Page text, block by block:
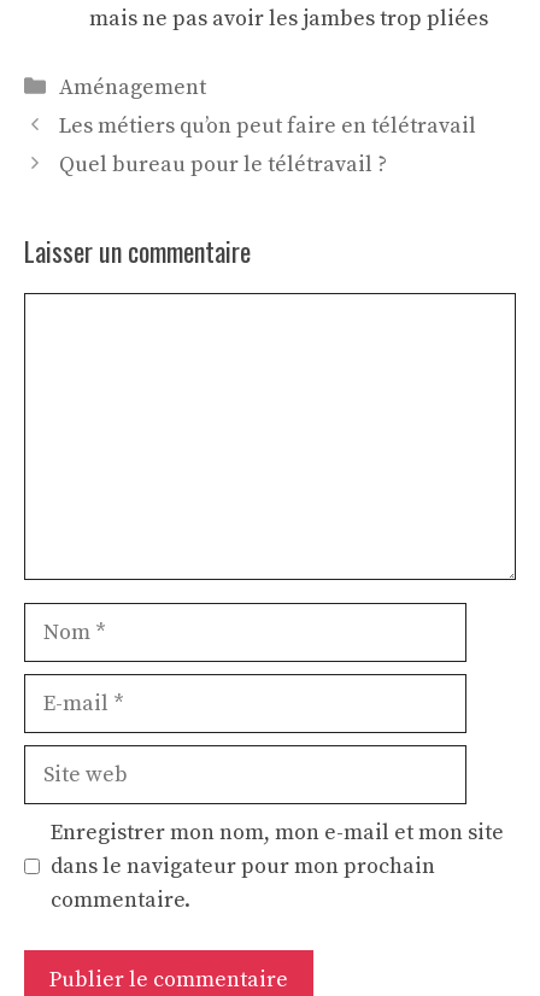
mais ne pas avoir les jambes trop pliées
Catégories
Aménagement
Les métiers qu’on peut faire en télétravail
Quel bureau pour le télétravail ?
Laisser un commentaire
Nom
Site
Enregistrer mon nom, mon e-mail et mon site
dans le navigateur pour mon prochain
commentaire.